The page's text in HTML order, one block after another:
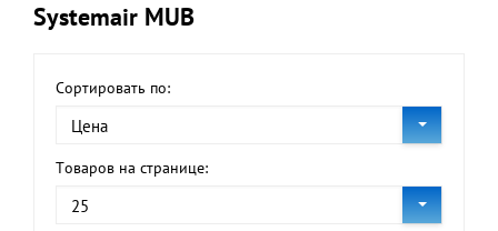
Systemair MUB
Сортировать по:
Цена
Товаров на странице:
25